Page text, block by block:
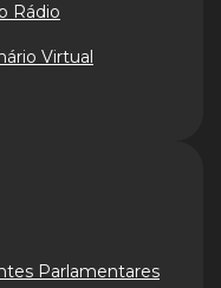
Rádio
Virtual
Parlamentares